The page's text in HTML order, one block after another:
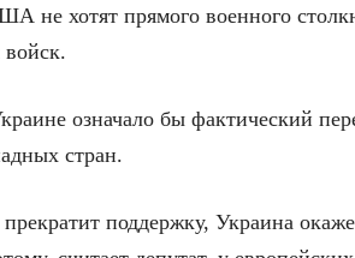
не хотят прямого военного
войск.
означало бы фактический
стран.
поддержку, Украина